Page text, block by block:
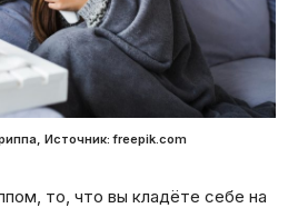
Источник: freepik.com
то, что вы кладёте себе на